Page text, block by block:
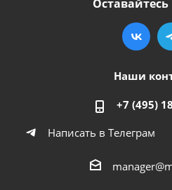
Оставайтесь
Наши
+7 (495)
Написать в Телеграм